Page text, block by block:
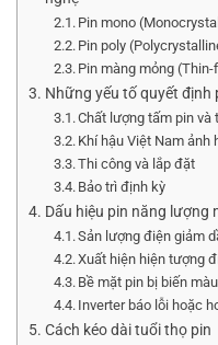
Pin mono
Pin poly
Pin màng mỏng (Thin-
Những yếu tố quyết định
Chất lượng tấm pin và
Khí hậu Việt Nam ảnh
Thi công và lắp đặt
Bảo trì định kỳ
Dấu hiệu pin năng lượng
Sản lượng điện giảm
Xuất hiện hiện tượng
Bề mặt pin bị biến
Inverter báo lỗi hoặc
Cách kéo dài tuổi thọ pin